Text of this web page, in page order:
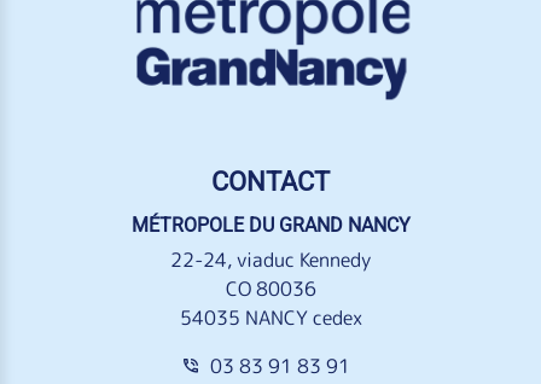
CONTACT
MÉTROPOLE DU GRAND NANCY
22-24, viaduc Kennedy
CO 80036
54035 NANCY cedex
03 83 91 83 91